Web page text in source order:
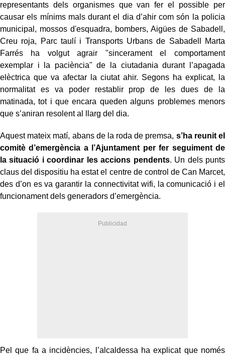
representants dels organismes que van fer el possible per
causar els mínims mals durant el dia d’ahir com són la policia
municipal, mossos d'esquadra, bombers, Aigües de Sabadell,
Creu roja, Parc taulí i Transports Urbans de Sabadell Marta
Farrés ha volgut agrair "sincerament el comportament
exemplar i la paciència" de la ciutadania durant l’apagada
elèctrica que va afectar la ciutat ahir. Segons ha explicat, la
normalitat es va poder restablir prop de les dues de la
matinada, tot i que encara queden alguns problemes menors
que s’aniran resolent al llarg del dia.
Aquest mateix matí, abans de la roda de premsa, s’ha reunit el
comitè d’emergència a l’Ajuntament per fer seguiment de
la situació i coordinar les accions pendents. Un dels punts
claus del dispositiu ha estat el centre de control de Can Marcet,
des d’on es va garantir la connectivitat wifi, la comunicació i el
funcionament dels generadors d’emergència.
Pel que fa a incidències, l’alcaldessa ha explicat que només